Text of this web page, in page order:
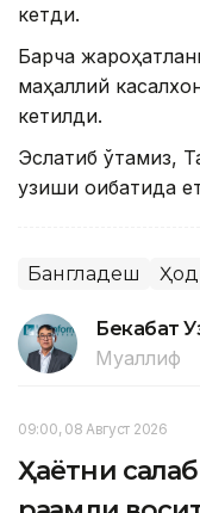
кетди.
Барча
маҳаллий
кетилди.
Эслатиб ўтамиз,
узиши оқибатида
Бангладеш
Бекабат
Муаллиф
09:00, 08 Август 2026
Ҳаётни